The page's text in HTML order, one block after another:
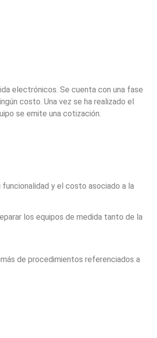
electrónicos. Se cuenta con una fase
costo. Una vez se ha realizado el
se emite una cotización.
y el costo asociado a la
los equipos de medida tanto de la
de procedimientos referenciados a